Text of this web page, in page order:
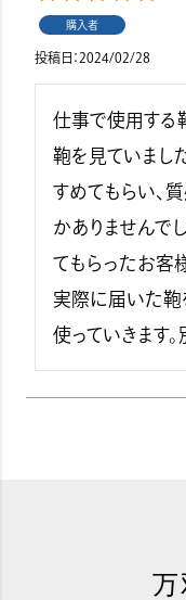
購入者
投稿日 2024/02/28
仕事で使用する
鞄を見ていまし
すめてもらい、
かありませんで
てもらったお客
実際に届いた鞄
使っていきます
万